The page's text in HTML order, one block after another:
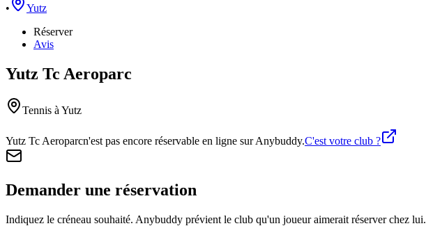
•
Yutz
Réserver
Avis
Yutz Tc Aeroparc
Tennis à Yutz
Yutz Tc Aeroparcn'est pas encore réservable en ligne sur Anybuddy.C'est votre club ?
Demander une réservation
Indiquez le créneau souhaité. Anybuddy prévient le club qu'un joueur aimerait réserver chez lui.